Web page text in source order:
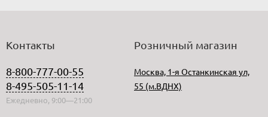
Контакты
8-800-777-00-55
8-495-505-11-14
Ежедневно, 9:00—21:00
Розничный магазин
Москва, 1-я Останкинская ул,
55 (м.ВДНХ)